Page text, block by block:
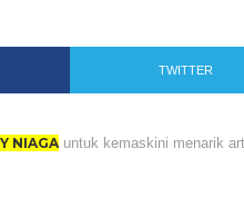
TWITTER
NIAGAuntuk kemaskini menarik